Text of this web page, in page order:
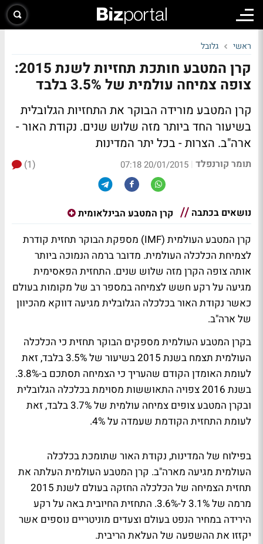
ראשי גלובל
קרן המטבע חותכת תחזיות לשנת 2015:
צופה צמיחה עולמית של 3.5% בלבד
קרן המטבע מורידה הבוקר את התחזיות הגלובלית
בשיעור החד ביותר מזה שלוש שנים. נקודת האור -
ארה"ב. הצרות - בכל יתר המדינות
תומר קורנפלד |
20/01/2015 07:18
(1)
נושאים בכתבה קרן המטבע הבינלאומית
קרן המטבע העולמית (IMF) מספקת הבוקר תחזית קודרת
לצמיחת הכלכלה העולמית. מדובר ברמה הנמוכה ביותר
אותה צופה הקרן מזה שלוש שנים. התחזית הפאסימית
מגיעה על רקע חשש לצמיחה במספר רב של מקומות בעולם
כאשר נקודת האור בכלכלה הגלובלית מגיעה דווקא מהכיוון
של ארה"ב.
בקרן המטבע העולמית מספקים הבוקר תחזית כי הכלכלה
העולמית תצמח בשנת 2015 בשיעור של 3.5% בלבד, זאת
לעומת האומדן הקודם שהעריך כי הצמיחה תסתכם ב-3.8%.
בשנת 2016 צפויה התאוששות מסוימת בכלכלה הגלובלית
ובקרן המטבע צופים צמיחה עולמית של 3.7% בלבד, זאת
לעומת התחזית הקודמת שעמדה על 4%.
בפילוח של המדינות, נקודת האור שתומכת בכלכלה
העולמית מגיעה מארה"ב. קרן המטבע העולמית העלתה את
תחזית הצמיחה של הכלכלה החזקה בעולם לשנת 2015
מרמה של 3.1% ל-3.6%. התחזית החיובית באה על רקע
הירידה במחיר הנפט בעולם וצעדים מוניטריים נוספים אשר
יקזזו את ההשפעה של העלאת הריבית.